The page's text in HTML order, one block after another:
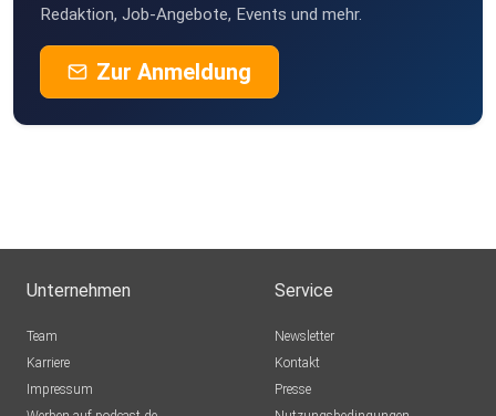
Redaktion, Job-Angebote, Events und mehr.
Zur Anmeldung
Unternehmen
Team
Karriere
Impressum
Service
Newsletter
Kontakt
Presse